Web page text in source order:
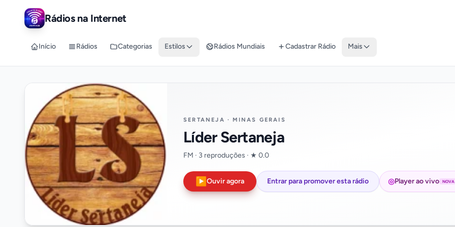
Rádios na Internet
Início Rádios Categorias Estilos Rádios Mundiais Cadastrar Rádio Mais
SERTANEJA · MINAS GERAIS
Líder Sertaneja
FM · 3 reproduções · ★ 0.0
▶ Ouvir agora Entrar para promover esta rádio ◎Player ao vivo